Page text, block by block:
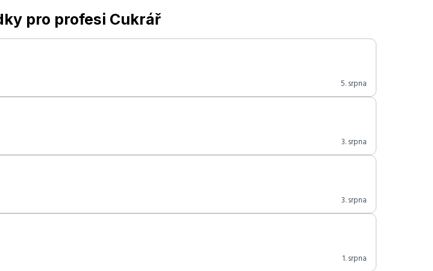
pro profesi Cukrář
5. srpna
3. srpna
3. srpna
1. srpna